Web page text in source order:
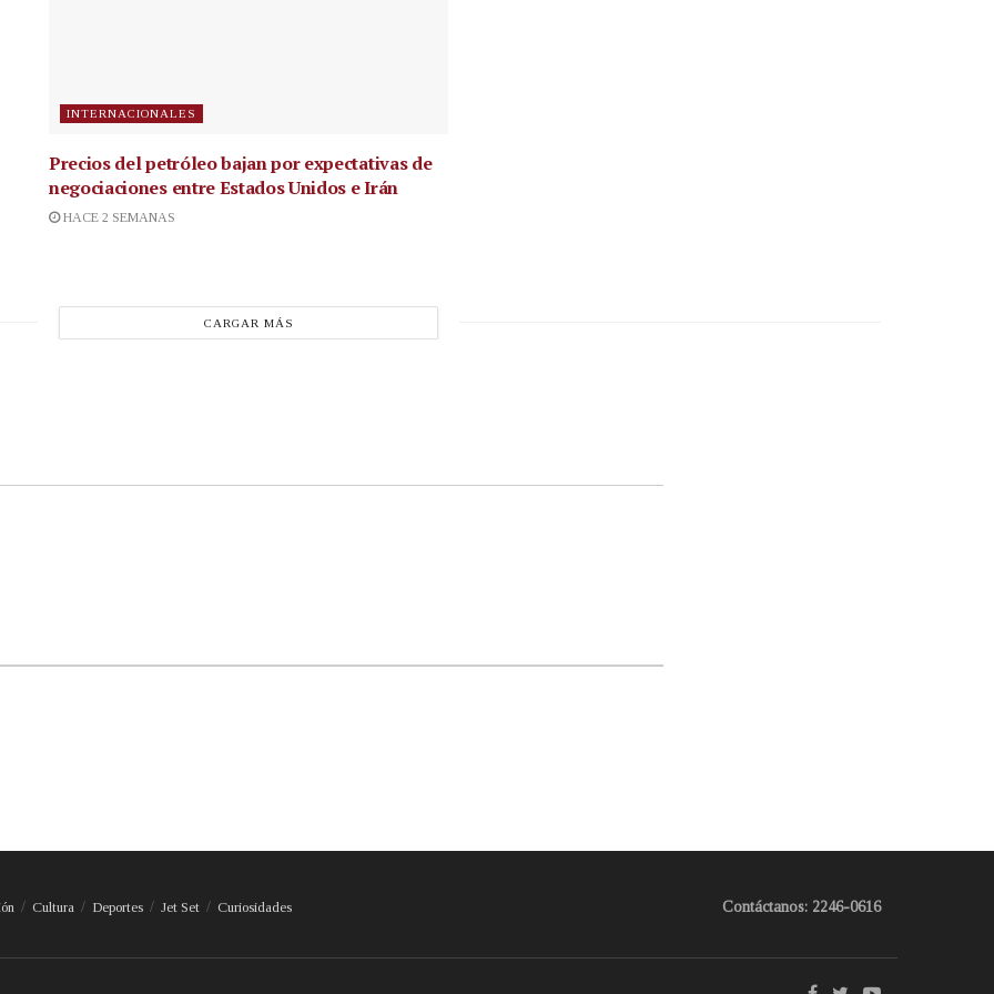
INTERNACIONALES
Precios del petróleo bajan por expectativas de
negociaciones entre Estados Unidos e Irán
HACE 2 SEMANAS
CARGAR MÁS
Cultura Deportes Jet Set Curiosidades Contáctanos: 2246-0616